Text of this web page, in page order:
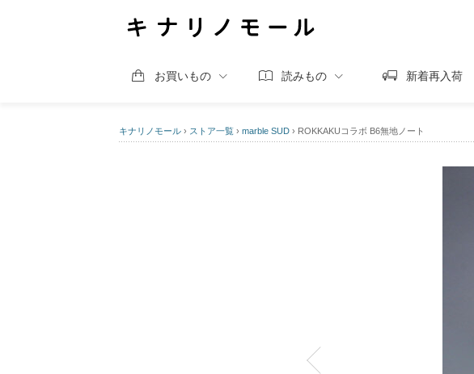
お買いもの 読みもの 新着再入荷
キナリノモール › ストア一覧 › marble SUD › ROKKAKUコラボ B6無地ノート